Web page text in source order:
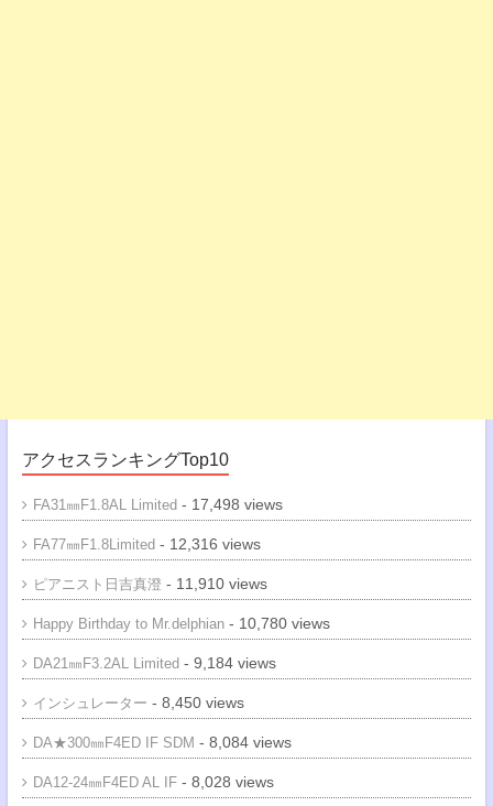
アクセスランキングTop10
FA31㎜F1.8AL Limited- 17,498 views
FA77㎜F1.8Limited- 12,316 views
ピアニスト日吉真澄 - 11,910 views
Happy Birthday to Mr.delphian- 10,780 views
DA21㎜F3.2AL Limited- 9,184 views
インシュレーター - 8,450 views
DA★300㎜F4ED IF SDM - 8,084 views
DA12-24㎜F4ED AL IF- 8,028 views